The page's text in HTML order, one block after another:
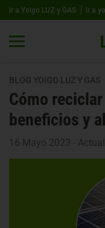
Ir a Yoigo LUZ y GAS Ir a
BLOG YOIGO LUZ Y GAS
Cómo
beneficios y
16 Mayo 2023 -